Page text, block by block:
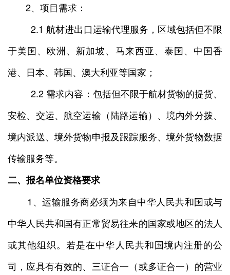
2、项目需求：
2.1 航材进出口运输代理服务，区域包括但不限
于美国、欧洲、新加坡、马来西亚、泰国、中国香
港、日本、韩国、澳大利亚等国家；
2.2 需求内容：包括但不限于航材货物的提货、
安检、交运、航空运输（陆路运输）、境内外分拨、
境内派送、境外货物申报及跟踪服务、境外货物数据
传输服务等。
二、报名单位资格要求
1、运输服务商必须为来自中华人民共和国或与
中华人民共和国有正常贸易往来的国家或地区的法人
或其他组织。若是在中华人民共和国境内注册的公
司，应具有有效的、三证合一（或多证合一）的营业